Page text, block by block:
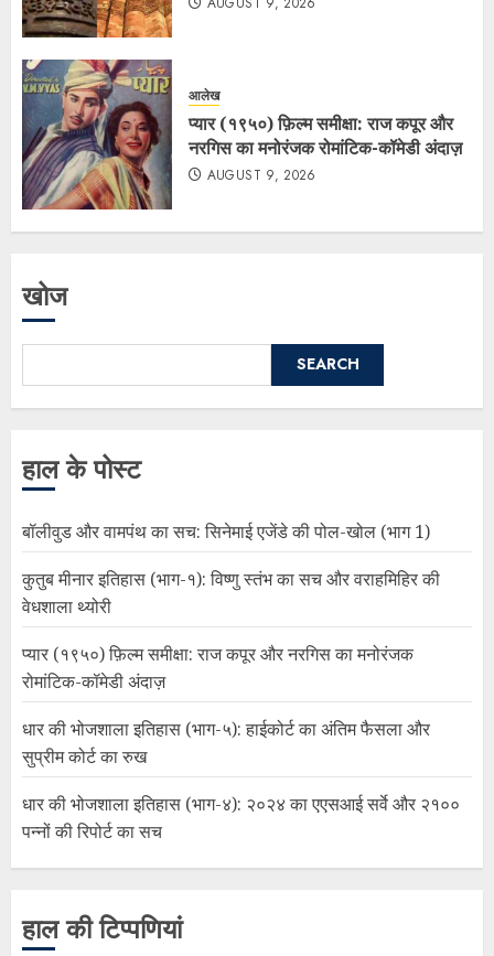
आलेख
प्यार (१९५०) फ़िल्म समीक्षा: राज कपूर और
नरगिस का मनोरंजक रोमांटिक-कॉमेडी अंदाज़
AUGUST 9, 2026
खोज
SEARCH
हाल के पोस्ट
बॉलीवुड और वामपंथ का सच: सिनेमाई एजेंडे की पोल-खोल (भाग 1)
कुतुब मीनार इतिहास (भाग-१): विष्णु स्तंभ का सच और वराहमिहिर की
वेधशाला थ्योरी
प्यार (१९५०) फ़िल्म समीक्षा: राज कपूर और नरगिस का मनोरंजक
रोमांटिक-कॉमेडी अंदाज़
धार की भोजशाला इतिहास (भाग-५): हाईकोर्ट का अंतिम फैसला और
सुप्रीम कोर्ट का रुख
धार की भोजशाला इतिहास (भाग-४): २०२४ का एएसआई सर्वे और २१००
पन्नों की रिपोर्ट का सच
हाल की टिप्पणियां